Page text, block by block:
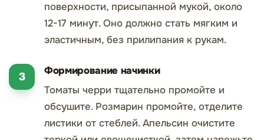
поверхности, присыпанной мукой, около
12-17 минут. Оно должно стать мягким и
эластичным, без прилипания к рукам.
Формирование начинки
Томаты черри тщательно промойте и
обсушите. Розмарин промойте, отделите
листики от стеблей. Апельсин очистите